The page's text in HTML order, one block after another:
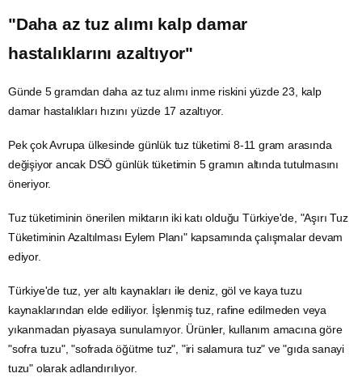
"Daha az tuz alımı kalp damar
hastalıklarını azaltıyor"
Günde 5 gramdan daha az tuz alımı inme riskini yüzde 23, kalp
damar hastalıkları hızını yüzde 17 azaltıyor.
Pek çok Avrupa ülkesinde günlük tuz tüketimi 8-11 gram arasında
değişiyor ancak DSÖ günlük tüketimin 5 gramın altında tutulmasını
öneriyor.
Tuz tüketiminin önerilen miktarın iki katı olduğu Türkiye'de, "Aşırı Tuz
Tüketiminin Azaltılması Eylem Planı" kapsamında çalışmalar devam
ediyor.
Türkiye'de tuz, yer altı kaynakları ile deniz, göl ve kaya tuzu
kaynaklarından elde ediliyor. İşlenmiş tuz, rafine edilmeden veya
yıkanmadan piyasaya sunulamıyor. Ürünler, kullanım amacına göre
"sofra tuzu", "sofrada öğütme tuz", "iri salamura tuz" ve "gıda sanayi
tuzu" olarak adlandırılıyor.